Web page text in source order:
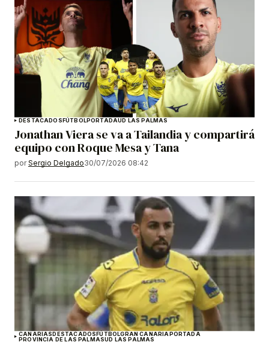
DESTACADOSFÚTBOLPORTADAUD LAS PALMAS
Jonathan Viera se va a Tailandia y compartirá
equipo con Roque Mesa y Tana
por Sergio Delgado30/07/2026 08:42
CANARIASDESTACADOSFÚTBOLGRAN CANARIAPORTADA
PROVINCIA DE LAS PALMASUD LAS PALMAS